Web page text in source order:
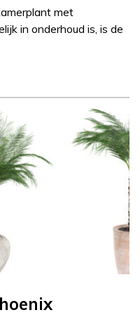
met
in onderhoud is, is de